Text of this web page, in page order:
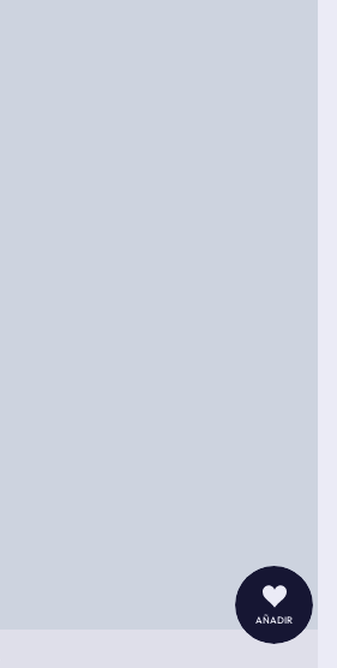
añadir